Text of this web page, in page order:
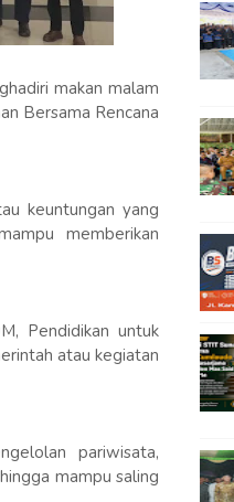
makan malam
Bersama Rencana
keuntungan yang
memberikan
Pendidikan untuk
atau kegiatan
pariwisata,
mampu saling